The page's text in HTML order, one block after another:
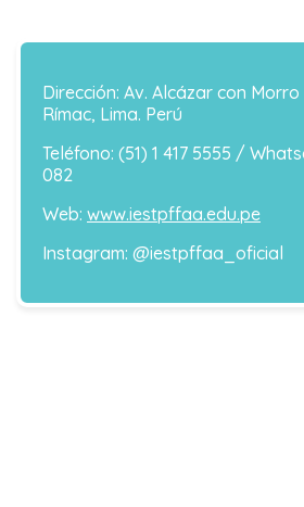
Dirección: Av. Alcázar con
Rímac, Lima. Perú
Teléfono: (51) 1 417 5555 /
082
Web: www.iestpffaa.edu.pe
Instagram: @iestpffaa_oficial